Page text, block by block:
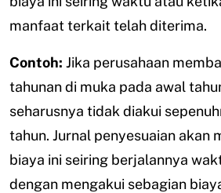
manfaat terkait telah diterima.
Contoh: Jika perusahaan
tahunan di muka pada awal
seharusnya tidak diakui
tahun. Jurnal penyesuaian akan
biaya ini seiring berjalannya
dengan mengakui sebagian